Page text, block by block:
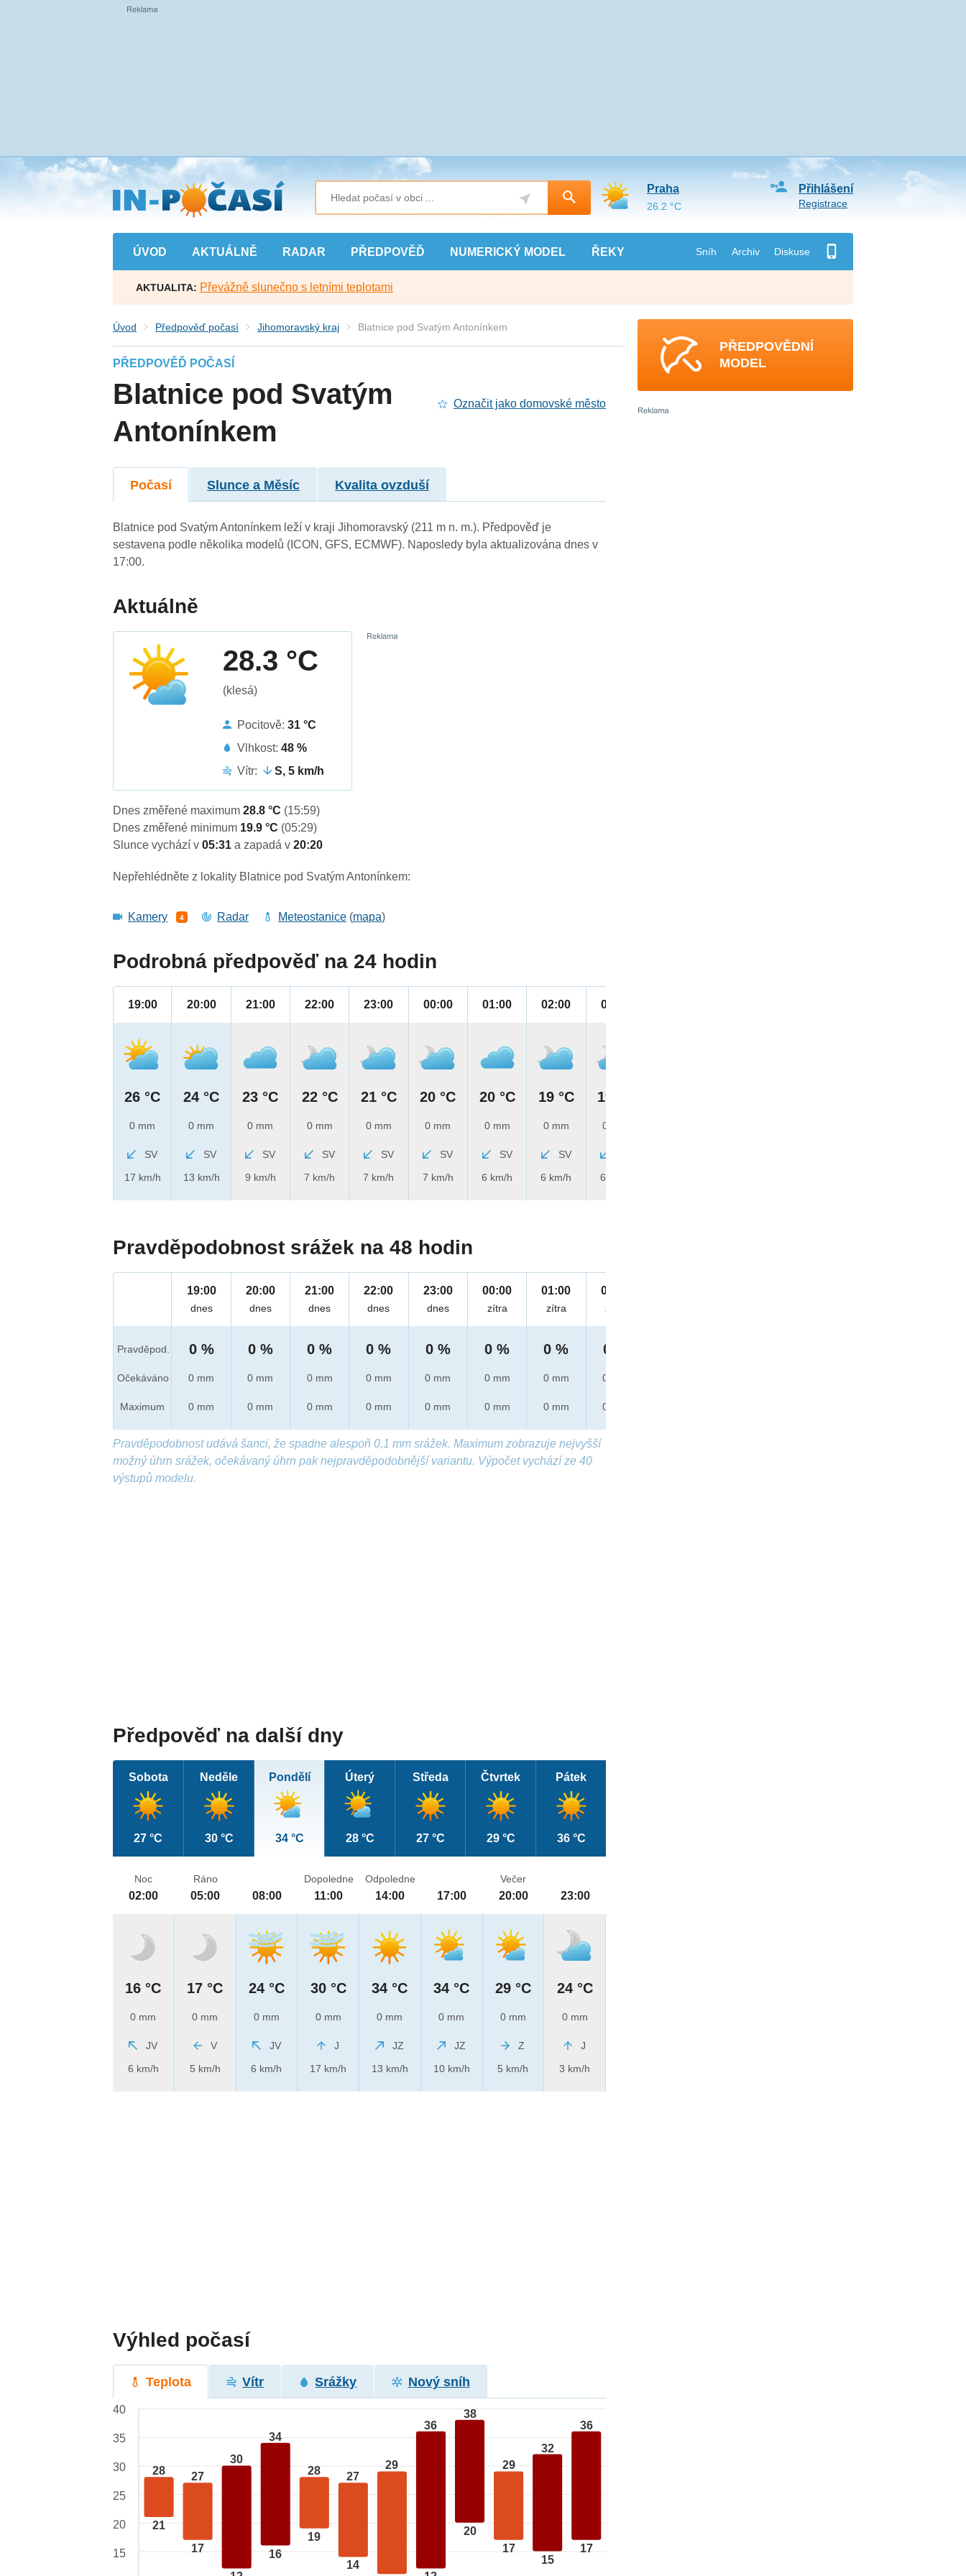
Přejít
na
hlavní
obsah
ÚVOD AKTUÁLNĚ RADAR PŘEDPOVĚĎ NUMERICKÝ MODEL ŘEKY Sníh Archiv Diskuse
Přihlášení
Registrace
Praha
26.2 °C
AKTUALITA: Převážně slunečno s letními teplotami
Úvod Předpověď počasí Jihomoravský kraj Blatnice pod Svatým Antonínkem
PŘEDPOVĚĎ POČASÍ
Blatnice pod Svatým
Antonínkem
Označit jako domovské město
Počasí Slunce a Měsíc Kvalita ovzduší
Blatnice pod Svatým Antonínkem leží v kraji Jihomoravský (211 m n. m.). Předpověď je
sestavena podle několika modelů (ICON, GFS, ECMWF). Naposledy byla aktualizována dnes v
17:00.
Aktuálně
28.3 °C
(klesá)
Pocitově:31 °C
Vlhkost:48 %
Vítr:
S, 5 km/h
Dnes změřené maximum28.8 °C (15:59)
Dnes změřené minimum 19.9 °C (05:29)
Slunce vychází v05:31a zapadá v20:20
Nepřehlédněte z lokality Blatnice pod Svatým Antonínkem:
Kamery 4 Radar Meteostanice (mapa)
Podrobná předpověď na 24 hodin
19:00
26 °C
0 mm
SV
17 km/h
20:00
24 °C
0 mm
SV
13 km/h
21:00
23 °C
0 mm
SV
9 km/h
22:00
22 °C
0 mm
SV
7 km/h
23:00
21 °C
0 mm
SV
7 km/h
00:00
20 °C
0 mm
SV
7 km/h
01:00
20 °C
0 mm
SV
6 km/h
02:00
19 °C
0 mm
SV
6 km/h
03:00
19 °C
0 mm
6 km/h
Pravděpodobnost srážek na 48 hodin
Pravděpod.
Očekáváno
Maximum
19:00
dnes
0 %
0 mm
0 mm
20:00
dnes
0 %
0 mm
0 mm
21:00
dnes
0 %
0 mm
0 mm
22:00
dnes
0 %
0 mm
0 mm
23:00
dnes
0 %
0 mm
0 mm
00:00
zítra
0 %
0 mm
0 mm
01:00
zítra
0 %
0 mm
0 mm
02:00
zítra
0 %
0 mm
0 mm
Pravděpodobnost udává šanci, že spadne alespoň 0,1 mm srážek. Maximum zobrazuje nejvyšší
možný úhrn srážek, očekávaný úhrn pak nejpravděpodobnější variantu. Výpočet vychází ze 40
výstupů modelu.
Předpověď na další dny
Sobota
27 °C
Neděle
30 °C
Pondělí
34 °C
Úterý
28 °C
Středa
27 °C
Čtvrtek
29 °C
Pátek
36 °C
Noc
02:00
16 °C
0 mm
JV
6 km/h
Ráno
05:00
17 °C
0 mm
V
5 km/h
08:00
24 °C
0 mm
JV
6 km/h
Dopoledne
11:00
30 °C
0 mm
J
17 km/h
Odpoledne
14:00
34 °C
0 mm
JZ
13 km/h
17:00
34 °C
0 mm
JZ
10 km/h
Večer
20:00
29 °C
0 mm
Z
5 km/h
23:00
24 °C
0 mm
J
3 km/h
Výhled počasí
Teplota Vítr Srážky Nový sníh
28
21
27
17
30
34
16
28
19
27
14
29
36
38
20
29
17
32
15
36
17
40
35
30
25
20
15
PŘEDPOVĚDNÍ
MODEL